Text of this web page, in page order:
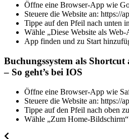
Öffne eine Browser-App wie
Steuere die Website an: https://
Tippe auf den Pfeil nach unten
Wähle „Diese Website als
App finden und zu Start
Buchungssystem als Shortcut
– So geht’s bei IOS
Öffne eine Browser-App wie
Steuere die Website an: https://
Tippe auf den Pfeil nach oben
Wähle „Zum Home-